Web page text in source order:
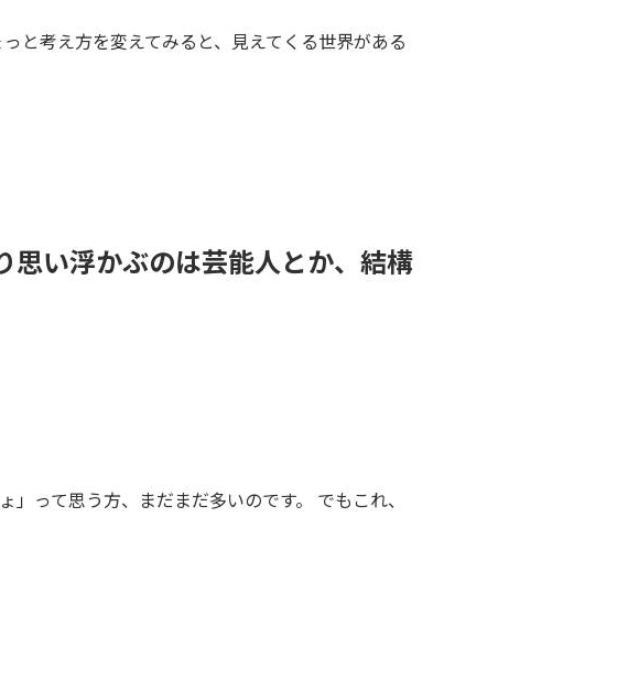
と考え方を変えてみると、見えてくる世界がある
い浮かぶのは芸能人とか、結構
って思う方、まだまだ多いのです。 でもこれ、